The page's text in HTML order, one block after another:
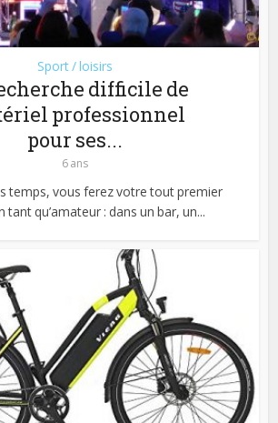
Sport / loisirs
difficile de
professionnel
pour ses...
6 ans
temps, vous ferez votre tout premier
tant qu’amateur : dans un bar, un...